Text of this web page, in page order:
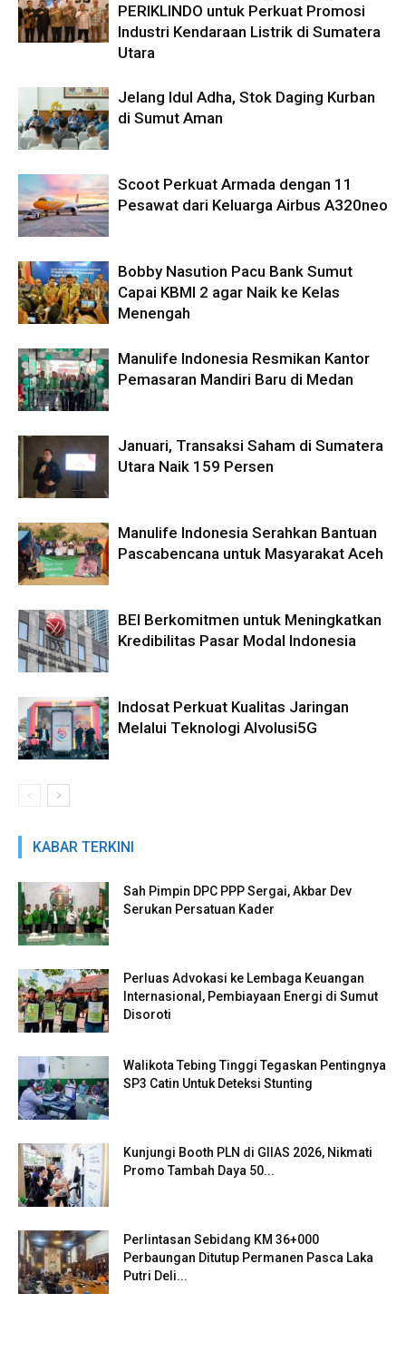
PERIKLINDO untuk Perkuat Promosi
Industri Kendaraan Listrik di Sumatera
Utara
Jelang Idul Adha, Stok Daging Kurban
di Sumut Aman
Scoot Perkuat Armada dengan 11
Pesawat dari Keluarga Airbus A320neo
Bobby Nasution Pacu Bank Sumut
Capai KBMI 2 agar Naik ke Kelas
Menengah
Manulife Indonesia Resmikan Kantor
Pemasaran Mandiri Baru di Medan
Januari, Transaksi Saham di Sumatera
Utara Naik 159 Persen
Manulife Indonesia Serahkan Bantuan
Pascabencana untuk Masyarakat Aceh
BEI Berkomitmen untuk Meningkatkan
Kredibilitas Pasar Modal Indonesia
Indosat Perkuat Kualitas Jaringan
Melalui Teknologi AIvolusi5G
KABAR TERKINI
Sah Pimpin DPC PPP Sergai, Akbar Dev
Serukan Persatuan Kader
Perluas Advokasi ke Lembaga Keuangan
Internasional, Pembiayaan Energi di Sumut
Disoroti
Walikota Tebing Tinggi Tegaskan Pentingnya
SP3 Catin Untuk Deteksi Stunting
Kunjungi Booth PLN di GIIAS 2026, Nikmati
Promo Tambah Daya 50...
Perlintasan Sebidang KM 36+000
Perbaungan Ditutup Permanen Pasca Laka
Putri Deli...